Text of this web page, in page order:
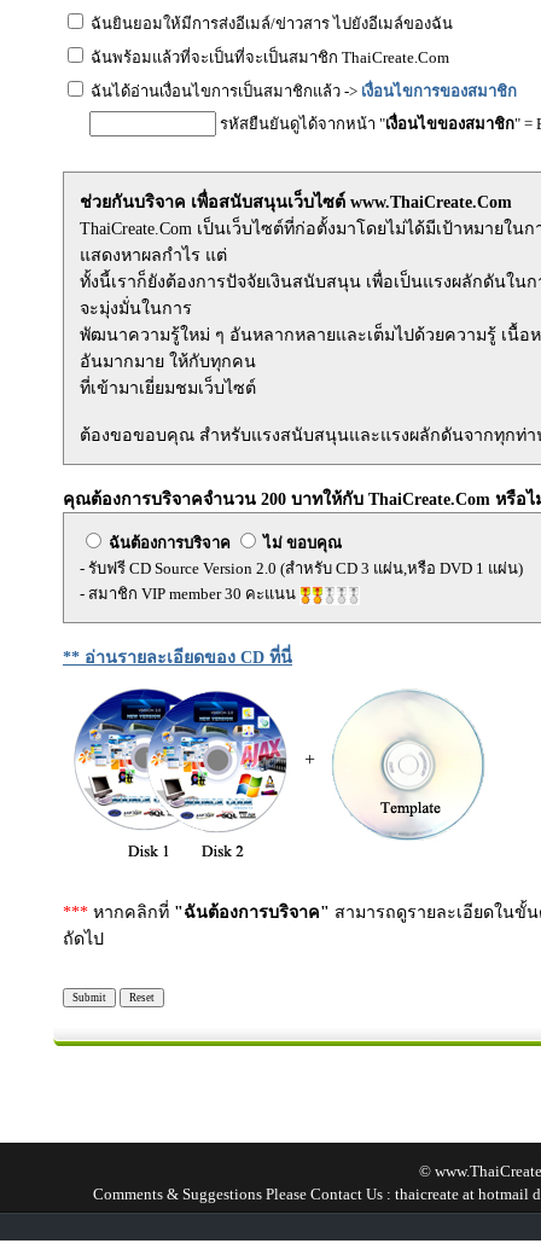
ฉันยินยอมให้มีการส่งอีเมล์/ข่าวสาร ไปยังอีเมล์ของฉัน
ฉันพร้อมแล้วที่จะเป็นที่จะเป็นสมาชิก ThaiCreate.Com
ฉันได้อ่านเงื่อนไขการเป็นสมาชิกแล้ว -> เงื่อนไขการของสมาชิก
รหัสยืนยันดูได้จากหน้า "เงื่อนไขของสมาชิก" =
ช่วยกันบริจาค เพื่อสนับสนุนเว็บไซต์ www.ThaiCreate.Com
ThaiCreate.Com เป็นเว็บไซต์ที่ก่อตั้งมาโดยไม่ได้มีเป้าหมายในก
แสดงหาผลกำไร แต่
ทั้งนี้เราก็ยังต้องการปัจจัยเงินสนับสนุน เพื่อเป็นแรงผลักดันในก
จะมุ่งมั่นในการ
พัฒนาความรู้ใหม่ ๆ อันหลากหลายและเต็มไปด้วยความรู้ เนื้อ
อันมากมาย ให้กับทุกคน
ที่เข้ามาเยี่ยมชมเว็บไซต์
ต้องขอขอบคุณ สำหรับแรงสนับสนุนและแรงผลักดันจากทุกท่า
คุณต้องการบริจาคจำนวน 200 บาทให้กับ ThaiCreate.Com หรือไ
ฉันต้องการบริจาค
ไม่ ขอบคุณ
- รับฟรี CD Source Version 2.0 (สำหรับ CD 3 แผ่น,หรือ DVD 1 แผ่น)
- สมาชิก VIP member 30 คะแนน
** อ่านรายละเอียดของ CD ที่นี่
*** หากคลิกที่ "ฉันต้องการบริจาค" สามารถดูรายละเอียดในขั้
ถัดไป
©
Comments & Suggestions Please Contact Us : thaicreate at hotmail